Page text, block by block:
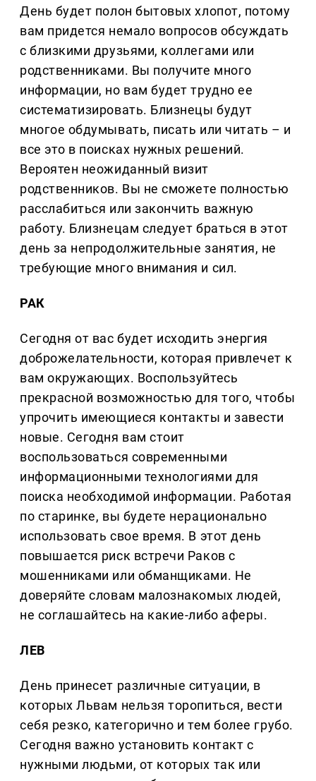
День будет полон бытовых хлопот, потому
вам придется немало вопросов обсуждать
с близкими друзьями, коллегами или
родственниками. Вы получите много
информации, но вам будет трудно ее
систематизировать. Близнецы будут
многое обдумывать, писать или читать – и
все это в поисках нужных решений.
Вероятен неожиданный визит
родственников. Вы не сможете полностью
расслабиться или закончить важную
работу. Близнецам следует браться в этот
день за непродолжительные занятия, не
требующие много внимания и сил.
РАК
Сегодня от вас будет исходить энергия
доброжелательности, которая привлечет к
вам окружающих. Воспользуйтесь
прекрасной возможностью для того, чтобы
упрочить имеющиеся контакты и завести
новые. Сегодня вам стоит
воспользоваться современными
информационными технологиями для
поиска необходимой информации. Работая
по старинке, вы будете нерационально
использовать свое время. В этот день
повышается риск встречи Раков с
мошенниками или обманщиками. Не
доверяйте словам малознакомых людей,
не соглашайтесь на какие-либо аферы.
ЛЕВ
День принесет различные ситуации, в
которых Львам нельзя торопиться, вести
себя резко, категорично и тем более грубо.
Сегодня важно установить контакт с
нужными людьми, от которых так или